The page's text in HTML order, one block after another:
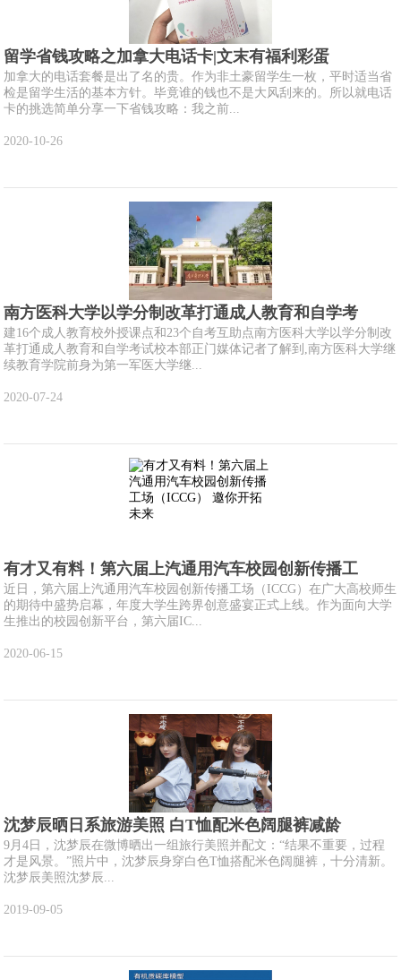
留学省钱攻略之加拿大电话卡|文末有福利彩蛋
加拿大的电话套餐是出了名的贵。作为非土豪留学生一枚，平时适当省
检是留学生活的基本方针。毕竟谁的钱也不是大风刮来的。所以就电话
卡的挑选简单分享一下省钱攻略：我之前...
2020-10-26
南方医科大学以学分制改革打通成人教育和自学考
建16个成人教育校外授课点和23个自考互助点南方医科大学以学分制改
革打通成人教育和自学考试校本部正门媒体记者了解到,南方医科大学继
续教育学院前身为第一军医大学继...
2020-07-24
有才又有料！第六届上汽通用汽车校园创新传播工
近日，第六届上汽通用汽车校园创新传播工场（ICCG）在广大高校师生
的期待中盛势启幕，年度大学生跨界创意盛宴正式上线。作为面向大学
生推出的校园创新平台，第六届IC...
2020-06-15
沈梦辰晒日系旅游美照 白T恤配米色阔腿裤减龄
9月4日，沈梦辰在微博晒出一组旅行美照并配文：“结果不重要，过程
才是风景。”照片中，沈梦辰身穿白色T恤搭配米色阔腿裤，十分清新。
沈梦辰美照沈梦辰...
2019-09-05